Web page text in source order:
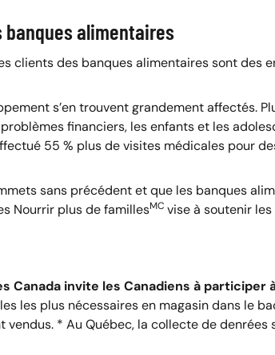
alimentaires
clients des banques alimentaires sont des
s’en trouvent grandement affectés.
financiers, les enfants et les
55 % plus de visites médicales pour
sans précédent et que les banques
Nourrir plus de famillesMC vise à soutenir
Canada invite les Canadiens à
les plus nécessaires en magasin dans le
* Au Québec, la collecte de denrées